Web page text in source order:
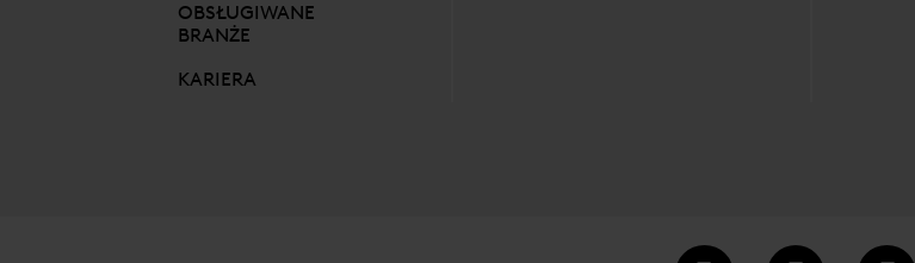
OBSŁUGIWANE
BRANŻE
KARIERA